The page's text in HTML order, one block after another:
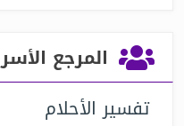
المرجع
تفسير الأحلام